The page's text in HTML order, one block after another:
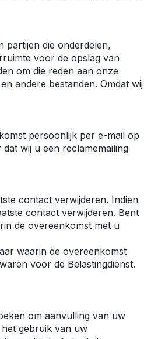
e Crafter
partijen die onderdelen,
voor de opslag van
om die reden aan onze
andere bestanden. Omdat wij
persoonlijk per e-mail op
wij u een reclamemailing
contact verwijderen. Indien
contact verwijderen. Bent
de overeenkomst met u
waarin de overeenkomst
voor de Belastingdienst.
om aanvulling van uw
gebruik van uw